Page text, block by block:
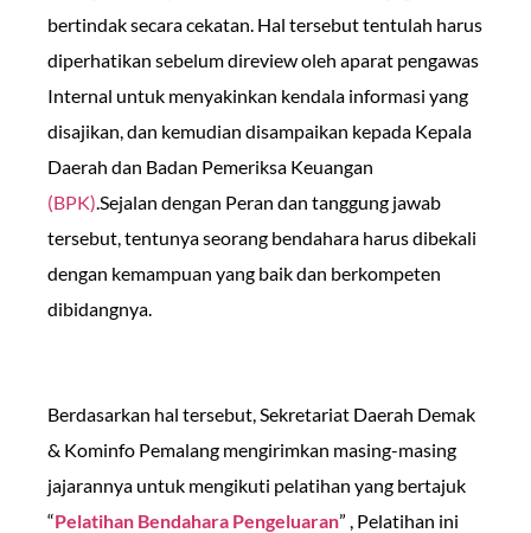
bertindak secara cekatan. Hal tersebut tentulah harus
diperhatikan sebelum direview oleh aparat pengawas
Internal untuk menyakinkan kendala informasi yang
disajikan, dan kemudian disampaikan kepada Kepala
Daerah dan Badan Pemeriksa Keuangan
(BPK) .Sejalan dengan Peran dan tanggung jawab
tersebut, tentunya seorang bendahara harus dibekali
dengan kemampuan yang baik dan berkompeten
dibidangnya.
Berdasarkan hal tersebut, Sekretariat Daerah Demak
& Kominfo Pemalang mengirimkan masing-masing
jajarannya untuk mengikuti pelatihan yang bertajuk
“Pelatihan Bendahara Pengeluaran” , Pelatihan ini